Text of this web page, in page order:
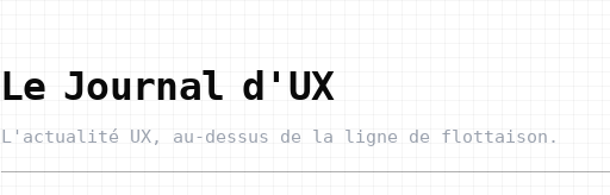
Le Journal d'UX
L'actualité UX, au-dessus de la ligne de flottaison.